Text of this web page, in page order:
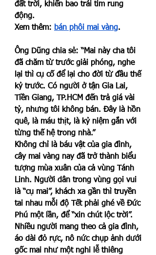
đất trời, khiến bao trái tim rung
động.
Xem thêm: bán phôi mai vàng.
Ông Dũng chia sẻ: “Mai này cha tôi
đã chăm từ trước giải phóng, nghe
lại thì cụ cố để lại cho đời từ đầu thế
kỷ trước. Có người ở tận Gia Lai,
Tiền Giang, TP.HCM đến trả giá vài
tỷ, nhưng tôi không bán. Đây là hồn
quê, là máu thịt, là kỷ niệm gắn với
từng thế hệ trong nhà.”
Không chỉ là báu vật của gia đình,
cây mai vàng nay đã trở thành biểu
tượng mùa xuân của cả vùng Tánh
Linh. Người dân trong vùng gọi vui
là “cụ mai”, khách xa gần thì truyền
tai nhau mỗi độ Tết phải ghé về Đức
Phú một lần, để “xin chút lộc trời”.
Nhiều người mang theo cả gia đình,
áo dài đỏ rực, nô nức chụp ảnh dưới
gốc mai như một nghi lễ thiêng